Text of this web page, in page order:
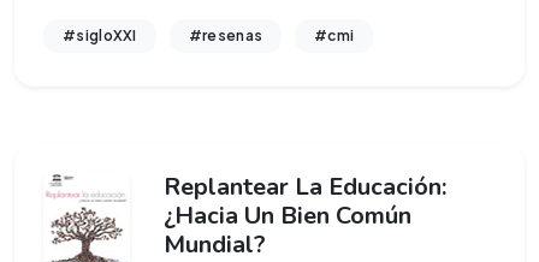
#sigloXXI #resenas #cmi
Replantear La Educación:
¿Hacia Un Bien Común
Mundial?